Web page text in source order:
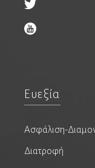
Οδοντίατροι
Ομοιοπαθητικοί
Ορθοδοντικοί
Ευεξία
Ασφάλιση-
Διατροφή